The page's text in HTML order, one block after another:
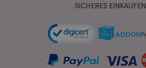
SICHERES EINKAUFEN
mage-messages